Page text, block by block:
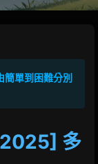
單到困難分別
多